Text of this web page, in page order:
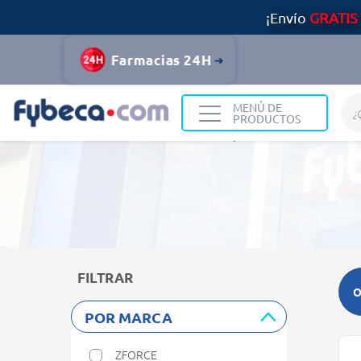
¡Envío GRATIS
Farmacias 24H
MENÚ DE
PRODUCTOS
Resultados de búsqueda
FILTRAR
POR MARCA
ZFORCE